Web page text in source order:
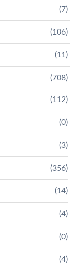
(7)
(106)
(11)
(708)
(112)
(0)
(3)
(356)
(14)
(4)
(0)
(4)